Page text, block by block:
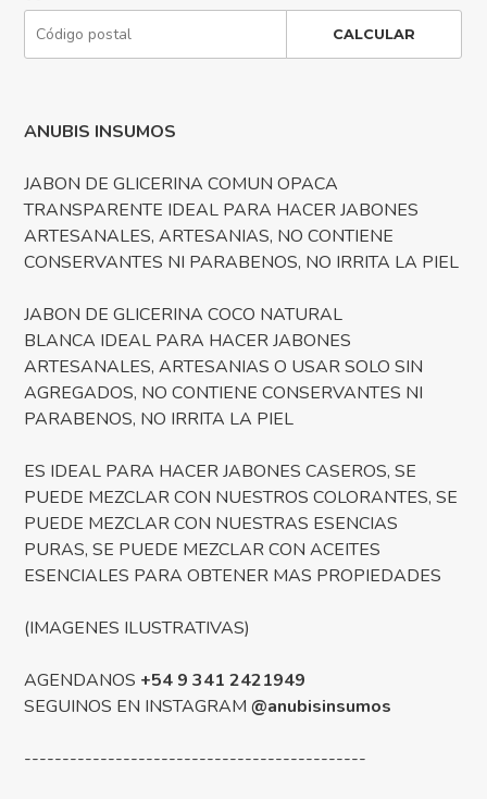
CALCULAR
ANUBIS INSUMOS
JABON DE GLICERINA COMUN OPACA
TRANSPARENTE IDEAL PARA HACER JABONES
ARTESANALES, ARTESANIAS, NO CONTIENE
CONSERVANTES NI PARABENOS, NO IRRITA LA PIEL
JABON DE GLICERINA COCO NATURAL
BLANCA IDEAL PARA HACER JABONES
ARTESANALES, ARTESANIAS O USAR SOLO SIN
AGREGADOS, NO CONTIENE CONSERVANTES NI
PARABENOS, NO IRRITA LA PIEL
ES IDEAL PARA HACER JABONES CASEROS, SE
PUEDE MEZCLAR CON NUESTROS COLORANTES, SE
PUEDE MEZCLAR CON NUESTRAS ESENCIAS
PURAS, SE PUEDE MEZCLAR CON ACEITES
ESENCIALES PARA OBTENER MAS PROPIEDADES
(IMAGENES ILUSTRATIVAS)
AGENDANOS +54 9 341 2421949
SEGUINOS EN INSTAGRAM@anubisinsumos
---------------------------------------------